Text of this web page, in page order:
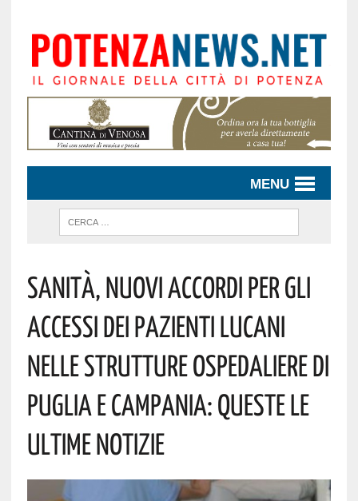
MENU
Sanità, Nuovi Accordi Per Gli
Accessi Dei Pazienti Lucani
Nelle Strutture Ospedaliere Di
Puglia E Campania: Queste Le
Ultime Notizie